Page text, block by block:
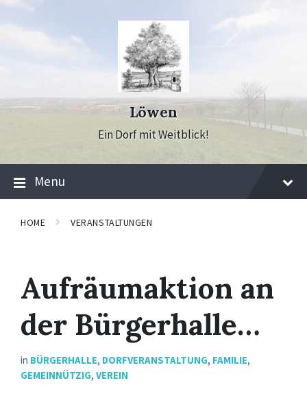
Skip
content
Skip
main
Skip
footer
Löwen
Ein Dorf mit Weitblick!
Menu
HOME VERANSTALTUNGEN
Aufräumaktion an
der Bürgerhalle…
in BÜRGERHALLE, DORFVERANSTALTUNG, FAMILIE,
GEMEINNÜTZIG, VEREIN